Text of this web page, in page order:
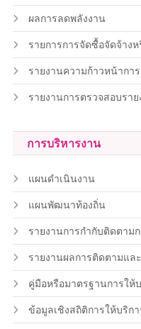
ผลการลดพลังงาน
รายการการจัดซื้อจัดจ้าง
รายงานความก้าวหน้ากา
รายงานการตรวจสอบราย
การบริหารงาน
แผนดำเนินงาน
แผนพัฒนาท้องถิ่น
รายงานการกำกับติดตาม
รายงานผลการติดตามแ
คู่มือหรือมาตรฐานการให้
ข้อมูลเชิงสถิติการให้บริกา